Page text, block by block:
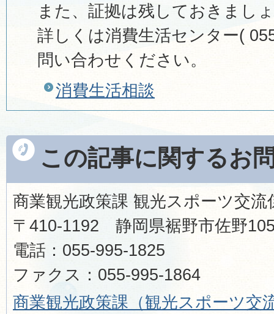
また、証拠は残しておきまし
詳しくは消費生活センター(
問い合わせください。
消費生活相談
この記事に関するお
商業観光政策課 観光スポーツ交流
〒410-1192 静岡県裾野市佐野
電話：055-995-1825
ファクス：055-995-1864
商業観光政策課（観光スポーツ交